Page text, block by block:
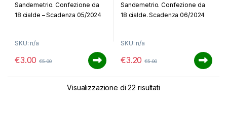
t
o
f
Sandemetrio. Confezione da
18 cialde – Scadenza 05/2024
SKU: n/a
€3.00 €5.00
t
o
f
Sandemetrio. Confezione da
18 cialde. Scadenza 06/2024
SKU: n/a
€3.20 €5.00
Visualizzazione di 22 risultatiOrdina in base al